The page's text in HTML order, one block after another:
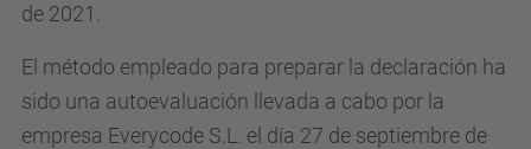
de 2021.
El método empleado para preparar la declaración ha
sido una autoevaluación llevada a cabo por la
empresa Everycode S.L. el día 27 de septiembre de